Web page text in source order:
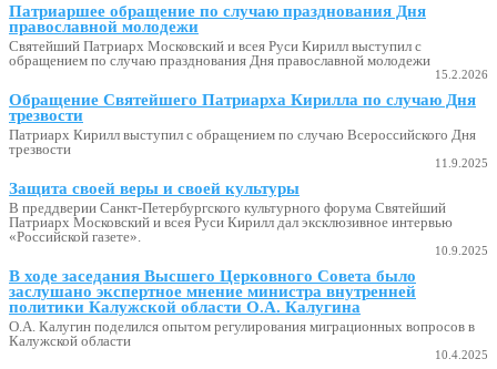
Патриаршее обращение по случаю празднования Дня
православной молодежи
Святейший Патриарх Московский и всея Руси Кирилл выступил с
обращением по случаю празднования Дня православной молодежи
15.2.2026
Обращение Святейшего Патриарха Кирилла по случаю Дня
трезвости
Патриарх Кирилл выступил с обращением по случаю Всероссийского Дня
трезвости
11.9.2025
Защита своей веры и своей культуры
В преддверии Санкт-Петербургского культурного форума Святейший
Патриарх Московский и всея Руси Кирилл дал эксклюзивное интервью
«Российской газете».
10.9.2025
В ходе заседания Высшего Церковного Совета было
заслушано экспертное мнение министра внутренней
политики Калужской области О.А. Калугина
О.А. Калугин поделился опытом регулирования миграционных вопросов в
Калужской области
10.4.2025